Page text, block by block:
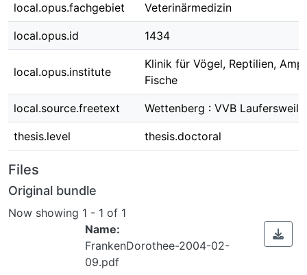
local.opus.fachgebiet Veterinärmedizin
local.opus.id 1434
local.opus.institute
Klinik für Vögel, Reptilien,
Fische
local.source.freetext Wettenberg : VVB
thesis.level thesis.doctoral
Files
Original bundle
Now showing 1 - 1 of 1
Name:
FrankenDorothee-2004-02-
09.pdf